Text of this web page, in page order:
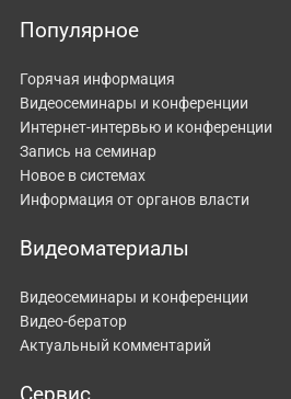
Популярное
Горячая информация
Видеосеминары и конференции
Интернет-интервью и конференции
Запись на семинар
Новое в системах
Информация от органов власти
Видеоматериалы
Видеосеминары и конференции
Видео-бератор
Актуальный комментарий